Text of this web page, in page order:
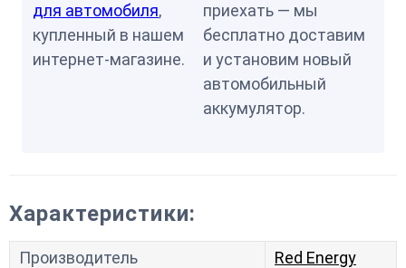
для автомобиля,
купленный в нашем
интернет-магазине.
приехать — мы
бесплатно доставим
и установим новый
автомобильный
аккумулятор.
Характеристики:
Производитель
Red Energy